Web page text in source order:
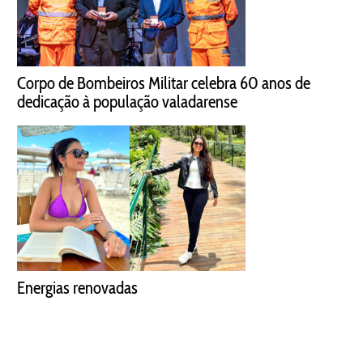
Corpo de Bombeiros Militar celebra 60 anos de
dedicação à população valadarense
Energias renovadas